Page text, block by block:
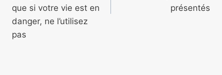
que si votre vie est en
danger, ne l’utilisez
pas
présentés